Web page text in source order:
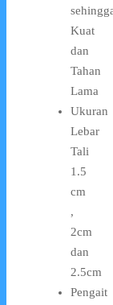
Kuat
dan
Tahan
Lama
Ukuran
Lebar
Tali
1.5
cm
,
2cm
dan
2.5cm
Pengait